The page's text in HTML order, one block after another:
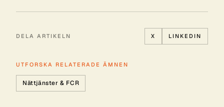
DELA ARTIKELN X LINKEDIN
UTFORSKA RELATERADE ÄMNEN
Nättjänster & FCR